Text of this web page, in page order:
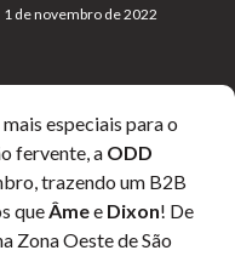
1 de novembro de 2022
especiais para o
fervente, a ODD
trazendo um B2B
queÂmee Dixon! De
Zona Oeste de São